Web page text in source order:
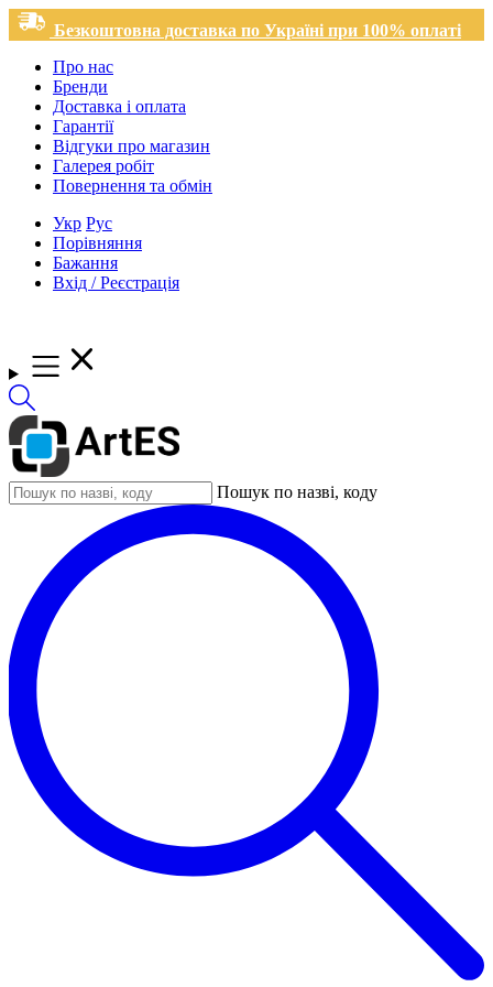
Безкоштовна доставка по Україні при 100% оплаті
Про нас
Бренди
Доставка і оплата
Гарантії
Відгуки про магазин
Галерея робіт
Повернення та обмін
Укр Рус
Порівняння
Бажання
Вхід / Реєстрація
Пошук по назві, коду